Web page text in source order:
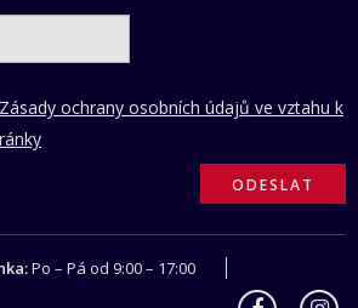
Zásady ochrany osobních údajů ve vztahu k
Po – Pá od 9:00 – 17:00